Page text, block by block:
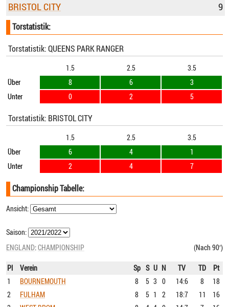
BRISTOL CITY 9
Torstatistik:
Torstatistik: QUEENS PARK RANGER
1.5 2.5
3.5
Über
8 6
3
Unter
0 2 5
Torstatistik: BRISTOL CITY
1.5 2.5
3.5
Über
6 4
1
Unter
2 4 7
Championship Tabelle:
Ansicht:
Saison:
ENGLAND:CHAMPIONSHIP (Nach 90′)
Pl Verein Sp S U N TV TD
Pt
1
BOURNEMOUTH 8 5 3 0 14:6 8
18
2
FULHAM 8 5 1 2 18:7 11
16